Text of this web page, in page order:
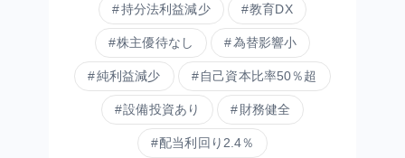
持分法利益減少 教育DX
株主優待なし 為替影響小
純利益減少 自己資本比率50％超
設備投資あり 財務健全
配当利回り2.4％